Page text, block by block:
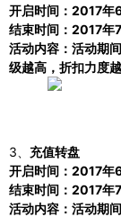
开启时间： 2017年
结束时间： 2017年
活动内容：活动期
级越高，折扣力度越
3、 充值转盘
开启时间： 2017年
结束时间： 2017年
活动内容：活动期